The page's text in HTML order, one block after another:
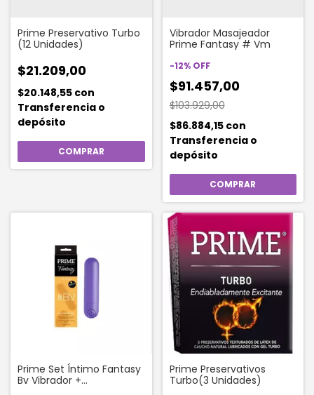
Prime Preservativo Turbo
(12 Unidades)
$21.209,00
$20.148,55 con
Transferencia o
depósito
Vibrador Masajeador
Prime Fantasy # Vm
-12% OFF
$91.457,00
$103.929,00
$86.884,15 con
Transferencia o
depósito
Prime Set Íntimo Fantasy
Bv Vibrador +
Prime Preservativos
Turbo(3 Unidades)